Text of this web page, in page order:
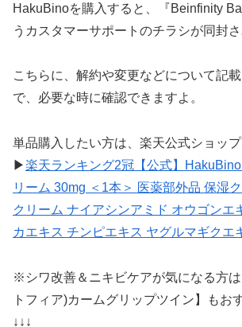
HakuBinoを購入すると、『Beinfinity
うカスタマーサポートのチラシが同封さ
こちらに、解約や変更などについて記
で、必要な時に確認できますよ。
単品購入したい方は、楽天公式ショップ
▶楽天ランキング2冠【公式】
リーム 30mg ＜1本＞ 医薬部外品 保湿
クリーム ナイアシンアミド オウゴンエ
カエキス チンピエキス ヤグルマギクエ
※シワ改善＆ニキビケアが気になる方は
トフィア)カームグリップツイン】もお
↓↓↓